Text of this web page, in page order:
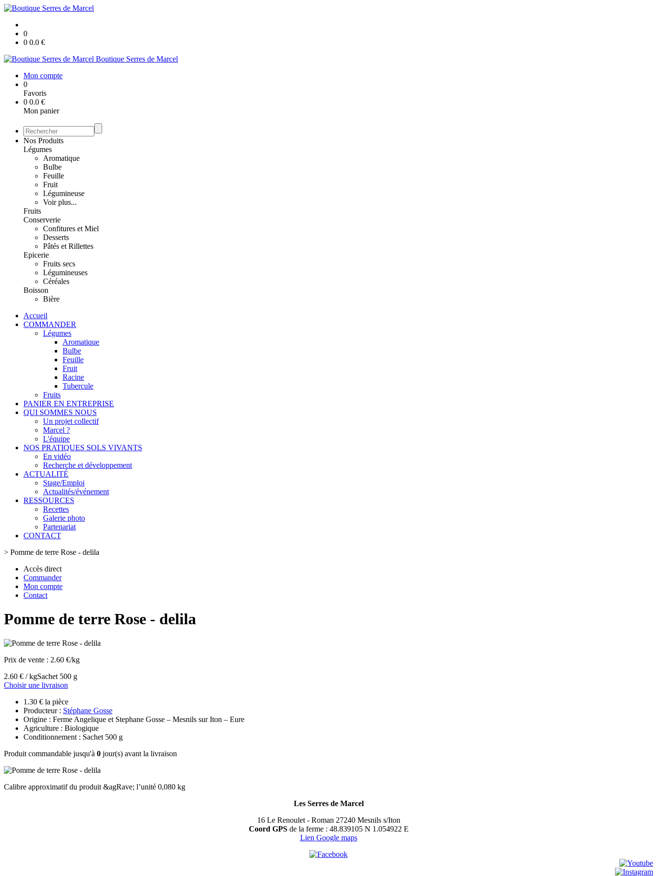
0
0 0.0 €
Boutique Serres de Marcel
Mon compte
0
Favoris
0 0.0 €
Mon panier
Nos Produits
Légumes
Aromatique
Bulbe
Feuille
Fruit
Légumineuse
Voir plus...
Fruits
Conserverie
Confitures et Miel
Desserts
Pâtés et Rillettes
Epicerie
Fruits secs
Légumineuses
Céréales
Boisson
Bière
Accueil
COMMANDER
Légumes
Aromatique
Bulbe
Feuille
Fruit
Racine
Tubercule
Fruits
PANIER EN ENTREPRISE
QUI SOMMES NOUS
Un projet collectif
Marcel ?
L'équipe
NOS PRATIQUES SOLS VIVANTS
En vidéo
Recherche et développement
ACTUALITÉ
Stage/Emploi
Actualités/événement
RESSOURCES
Recettes
Galerie photo
Partenariat
CONTACT
> Pomme de terre Rose - delila
Accès direct
Commander
Mon compte
Contact
Pomme de terre Rose - delila
Prix de vente : 2.60 €/kg
2.60 € / kgSachet 500 g
Choisir une livraison
1.30 € la pièce
Producteur : Stéphane Gosse
Origine : Ferme Angelique et Stephane Gosse – Mesnils sur Iton – Eure
Agriculture : Biologique
Conditionnement : Sachet 500 g
Produit commandable jusqu'à 0 jour(s) avant la livraison
Calibre approximatif du produit &agRave; l’unité 0,080 kg
Les Serres de Marcel
16 Le Renoulet - Roman 27240 Mesnils s/Iton
Coord GPSde la ferme : 48.839105 N 1.054922 E
Lien Google maps